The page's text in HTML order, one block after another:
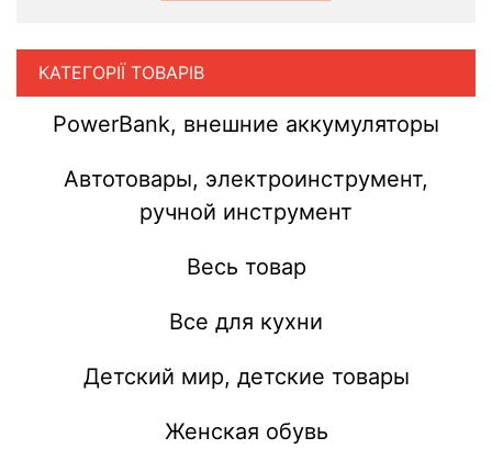
КАТЕГОРІЇ ТОВАРІВ
PowerBank, внешние аккумуляторы
Автотовары, электроинструмент,
ручной инструмент
Весь товар
Все для кухни
Детский мир, детские товары
Женская обувь